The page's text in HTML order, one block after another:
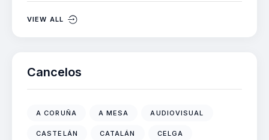
VIEW ALL
Cancelos
A CORUÑA A MESA AUDIOVISUAL
CASTELÁN CATALÁN CELGA